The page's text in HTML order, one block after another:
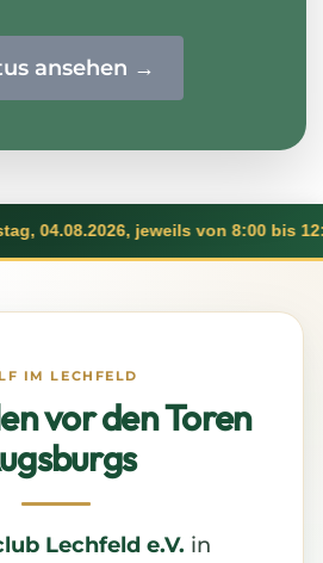
ansehen →
jeweils von 8:00 bis 12:00 Uhr
IM LECHFELD
vor den Toren
Lechfeld e.V. in